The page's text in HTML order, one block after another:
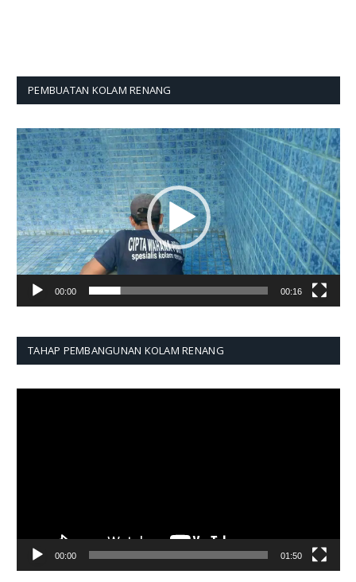
PEMBUATAN KOLAM RENANG
Pemutar
Video
00:00 00:16
TAHAP PEMBANGUNAN KOLAM RENANG
00:00 01:50